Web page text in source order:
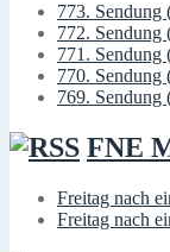
773. Sendung
772. Sendung
771. Sendung
770. Sendung
769. Sendung
FNE
Freitag nach
Freitag nach